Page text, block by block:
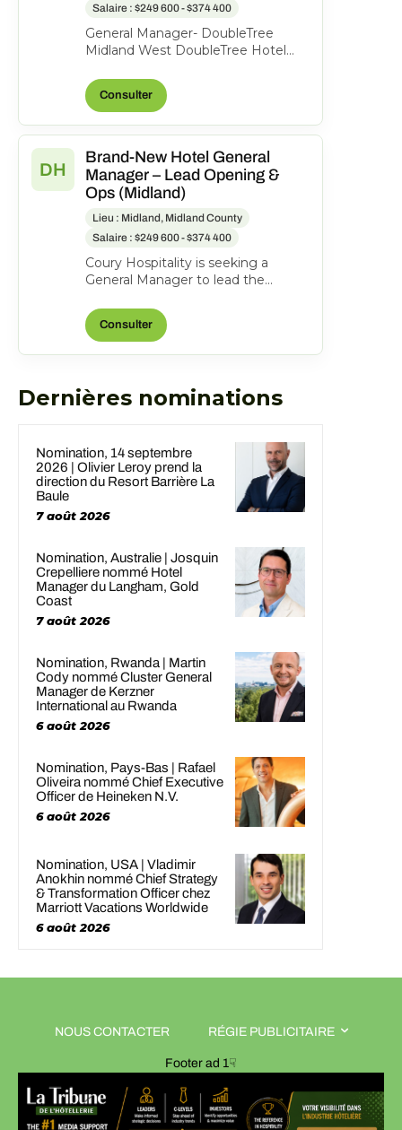
Salaire : $249 600 - $374 400
General Manager- DoubleTree
Midland West DoubleTree Hotel
Midland, Texas, United State...
Consulter
DH
Brand-New Hotel General
Manager – Lead Opening &
Ops (Midland)
Lieu : Midland, Midland County
Salaire : $249 600 - $374 400
Coury Hospitality is seeking a
General Manager to lead the
the new DoubleTree Midla...
Consulter
Dernières nominations
Nomination, 14 septembre
2026 | Olivier Leroy prend la
direction du Resort Barrière La
Baule
7 août 2026
Nomination, Australie | Josquin
Crepelliere nommé Hotel
Manager du Langham, Gold
Coast
7 août 2026
Nomination, Rwanda | Martin
Cody nommé Cluster General
Manager de Kerzner
International au Rwanda
6 août 2026
Nomination, Pays-Bas | Rafael
Oliveira nommé Chief Executive
Officer de Heineken N.V.
6 août 2026
Nomination, USA | Vladimir
Anokhin nommé Chief Strategy
& Transformation Officer chez
Marriott Vacations Worldwide
6 août 2026
NOUS CONTACTER RÉGIE PUBLICITAIRE
Footer ad 1☟